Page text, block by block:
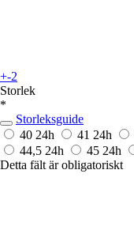
+-2
Storlek
*
Storleksguide
40 24h 41 24h
44,5 24h 45 24h
Detta fält är obligatoriskt